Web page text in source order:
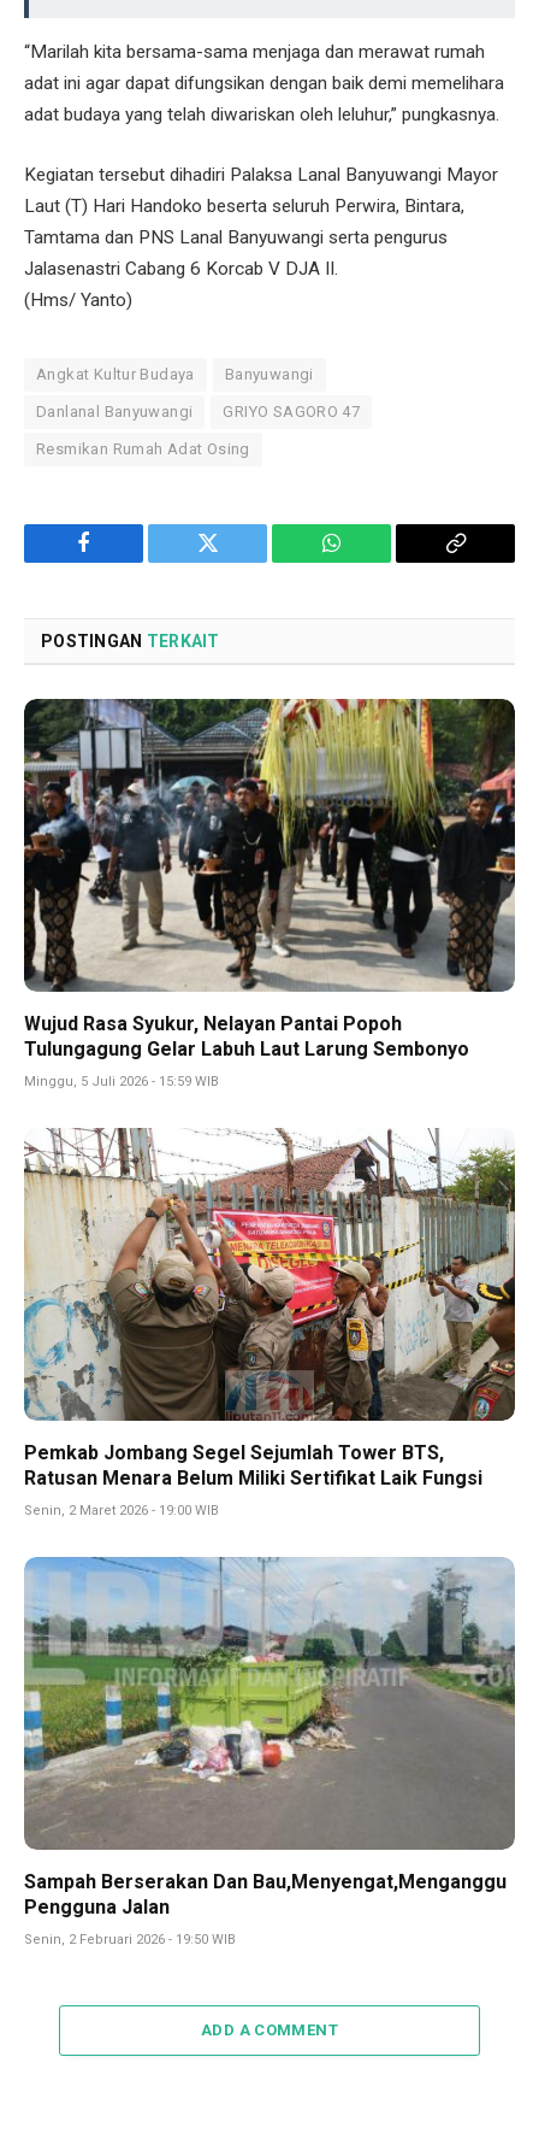
“Marilah kita bersama-sama menjaga dan merawat rumah
adat ini agar dapat difungsikan dengan baik demi memelihara
adat budaya yang telah diwariskan oleh leluhur,” pungkasnya.
Kegiatan tersebut dihadiri Palaksa Lanal Banyuwangi Mayor
Laut (T) Hari Handoko beserta seluruh Perwira, Bintara,
Tamtama dan PNS Lanal Banyuwangi serta pengurus
Jalasenastri Cabang 6 Korcab V DJA II.
(Hms/ Yanto)
Angkat Kultur Budaya Banyuwangi
Danlanal Banyuwangi GRIYO SAGORO 47
Resmikan Rumah Adat Osing
Facebook Twitter WhatsApp
Copy
POSTINGAN TERKAIT
Wujud Rasa Syukur, Nelayan Pantai Popoh
Tulungagung Gelar Labuh Laut Larung Sembonyo
Minggu, 5 Juli 2026 - 15:59 WIB
Pemkab Jombang Segel Sejumlah Tower BTS,
Ratusan Menara Belum Miliki Sertifikat Laik Fungsi
Senin, 2 Maret 2026 - 19:00 WIB
Sampah Berserakan Dan Bau,Menyengat,Menganggu
Pengguna Jalan
Senin, 2 Februari 2026 - 19:50 WIB
ADD A COMMENT